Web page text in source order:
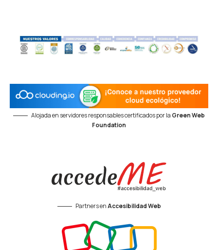
Alojada en servidores responsables certificados por la Green Web
Foundation
Partners enAccesibilidad Web